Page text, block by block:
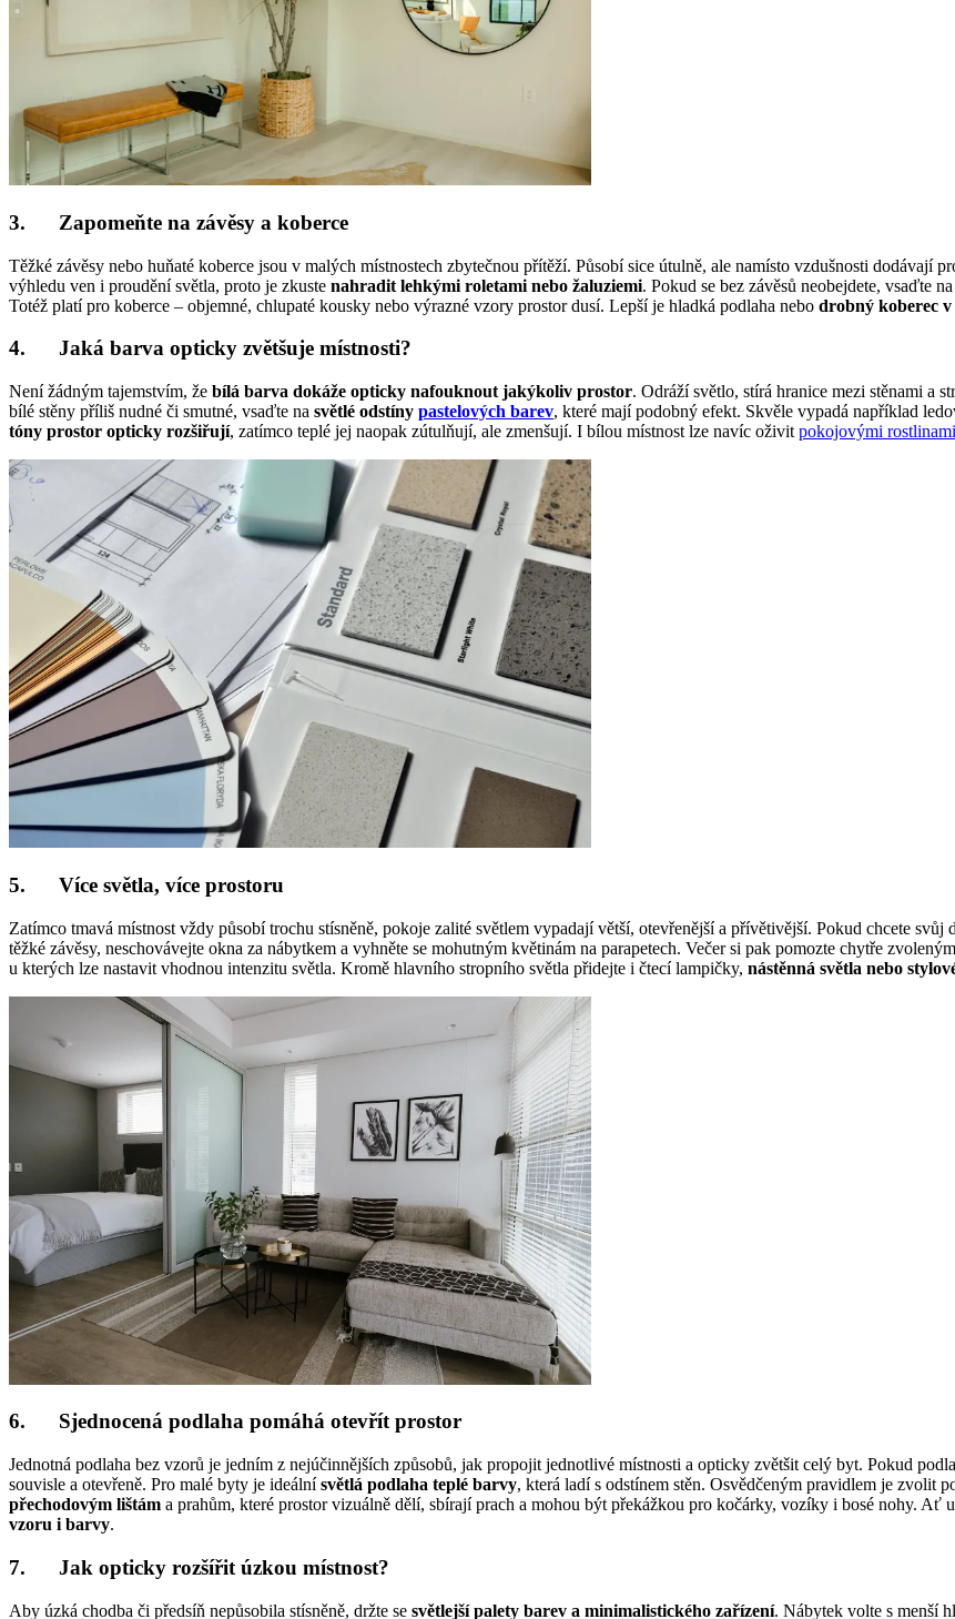
3. Zapomeňte na závěsy a koberce
Těžké závěsy nebo huňaté koberce jsou v malých místnostech zbytečnou přítěží. Působí sice útulně, ale namísto vzdušnosti dodávají
výhledu ven i proudění světla, proto je zkuste nahradit lehkými roletami nebo žaluziemi. Pokud se bez závěsů neobejdete, vsaďte na
Totéž platí pro koberce – objemné, chlupaté kousky nebo výrazné vzory prostor dusí. Lepší je hladká podlaha nebo drobný koberec
4. Jaká barva opticky zvětšuje místnosti?
Není žádným tajemstvím, že bílá barva dokáže opticky nafouknout jakýkoliv prostor. Odráží světlo, stírá hranice mezi stěnami a
bílé stěny příliš nudné či smutné, vsaďte na světlé odstíny pastelových barev, které mají podobný efekt. Skvěle vypadá například
tóny prostor opticky rozšiřují, zatímco teplé jej naopak zútulňují, ale zmenšují. I bílou místnost lze navíc oživit pokojovými rostlinami
5. Více světla, více prostoru
Zatímco tmavá místnost vždy působí trochu stísněně, pokoje zalité světlem vypadají větší, otevřenější a přívětivější. Pokud chcete
těžké závěsy, neschovávejte okna za nábytkem a vyhněte se mohutným květinám na parapetech. Večer si pak pomozte chytře zvoleným
u kterých lze nastavit vhodnou intenzitu světla. Kromě hlavního stropního světla přidejte i čtecí lampičky, nástěnná světla nebo
6. Sjednocená podlaha pomáhá otevřít prostor
Jednotná podlaha bez vzorů je jedním z nejúčinnějších způsobů, jak propojit jednotlivé místnosti a opticky zvětšit celý byt. Pokud
souvisle a otevřeně. Pro malé byty je ideálnísvětlá podlaha teplé barvy, která ladí s odstínem stěn. Osvědčeným pravidlem je zvolit
přechodovým lištám a prahům, které prostor vizuálně dělí, sbírají prach a mohou být překážkou pro kočárky, vozíky i bosé nohy. Ať
vzoru i barvy.
7. Jak opticky rozšířit úzkou místnost?
Aby úzká chodba či předsíň nepůsobila stísněně, držte se světlejší palety barev a minimalistického zařízení. Nábytek volte s menší